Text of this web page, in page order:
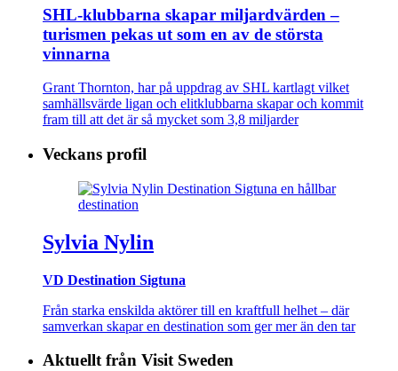
SHL-klubbarna skapar miljardvärden –
turismen pekas ut som en av de största
vinnarna
Grant Thornton, har på uppdrag av SHL kartlagt vilket
samhällsvärde ligan och elitklubbarna skapar och kommit
fram till att det är så mycket som 3,8 miljarder
Veckans profil
Sylvia Nylin
VD Destination Sigtuna
Från starka enskilda aktörer till en kraftfull helhet – där
samverkan skapar en destination som ger mer än den tar
Aktuellt från Visit Sweden